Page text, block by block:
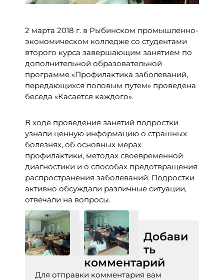
2 марта 2018 г. в Рыбинском промышленно-
экономическом колледже со студентами
второго курса завершающим занятием по
дополнительной образовательной
программе «Профилактика заболеваний,
передающихся половым путем» проведена
беседа «Касается каждого».
В ходе проведения занятий подростки
узнали ценную информацию о страшных
болезнях, об основных мерах
профилактики, методах своевременной
диагностики и о способах предотвращения
распространения заболеваний. Подростки
активно обсуждали различные ситуации,
отвечали на вопросы.
Добави
ть
комментарий
Для отправки комментария вам